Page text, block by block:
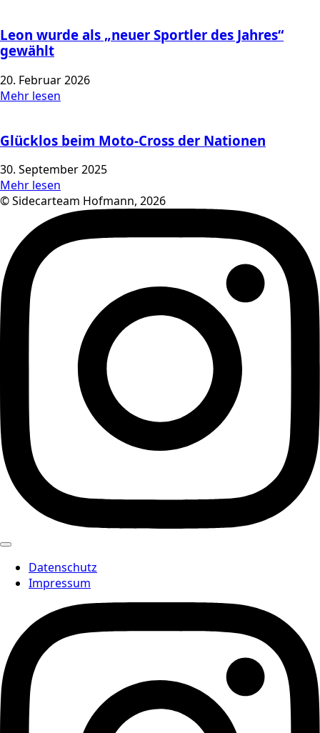
Leon wurde als „neuer Sportler des Jahres“
gewählt
20. Februar 2026
Mehr lesen
Glücklos beim Moto-Cross der Nationen
30. September 2025
Mehr lesen
© Sidecarteam Hofmann, 2026
Datenschutz
Impressum